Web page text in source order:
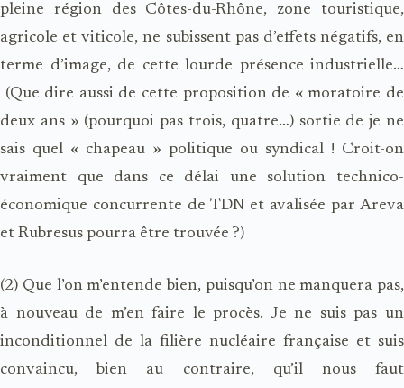
pleine région des Côtes-du-Rhône, zone touristique,
agricole et viticole, ne subissent pas d’effets négatifs, en
terme d’image, de cette lourde présence industrielle…
(Que dire aussi de cette proposition de « moratoire de
deux ans » (pourquoi pas trois, quatre…) sortie de je ne
sais quel « chapeau » politique ou syndical ! Croit-on
vraiment que dans ce délai une solution technico-
économique concurrente de TDN et avalisée par Areva
et Rubresus pourra être trouvée ?)
(2) Que l’on m’entende bien, puisqu’on ne manquera pas,
à nouveau de m’en faire le procès. Je ne suis pas un
inconditionnel de la filière nucléaire française et suis
convaincu, bien au contraire, qu’il nous faut